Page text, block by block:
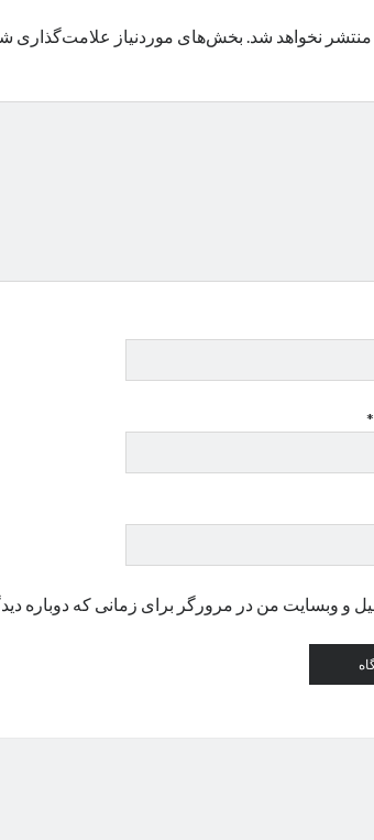
نخواهد شد. بخش‌های موردنیاز علامت‌گذاری
و وبسایت من در مرورگر برای زمانی که دوباره